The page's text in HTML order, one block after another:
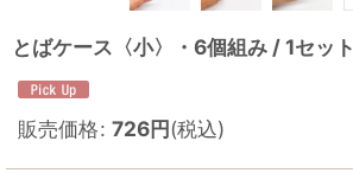
とばケース〈小〉・6個組み / 1セット
販売価格: 726円(税込)